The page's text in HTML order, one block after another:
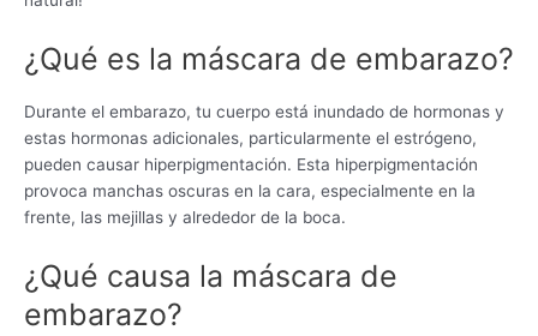
¿Qué es la máscara de embarazo?
Durante el embarazo, tu cuerpo está inundado de hormonas y
estas hormonas adicionales, particularmente el estrógeno,
pueden causar hiperpigmentación. Esta hiperpigmentación
provoca manchas oscuras en la cara, especialmente en la
frente, las mejillas y alrededor de la boca.
¿Qué causa la máscara de
embarazo?